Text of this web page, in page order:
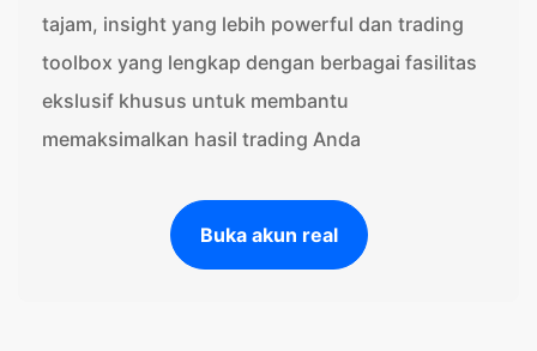
tajam, insight yang lebih powerful dan trading
toolbox yang lengkap dengan berbagai fasilitas
ekslusif khusus untuk membantu
memaksimalkan hasil trading Anda
Buka akun real